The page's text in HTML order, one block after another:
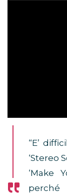
“E’
‘Stereo
‘Make